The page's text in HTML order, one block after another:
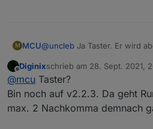
M MCU@uncleb Ja Taster. Er wird
nicht.
Offline
Diginixschrieb am 28. Sept. 2021,
zuletzt editiert von
@mcu Taster?
Bin noch auf v2.2.3. Da geht
max. 2 Nachkomma demnach